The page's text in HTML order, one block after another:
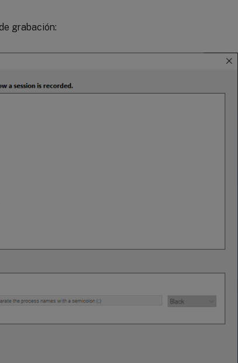
grabación: